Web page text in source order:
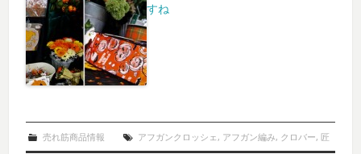
すね
売れ筋商品情報 アフガンクロッシェ , アフガン編み, クロバー,匠